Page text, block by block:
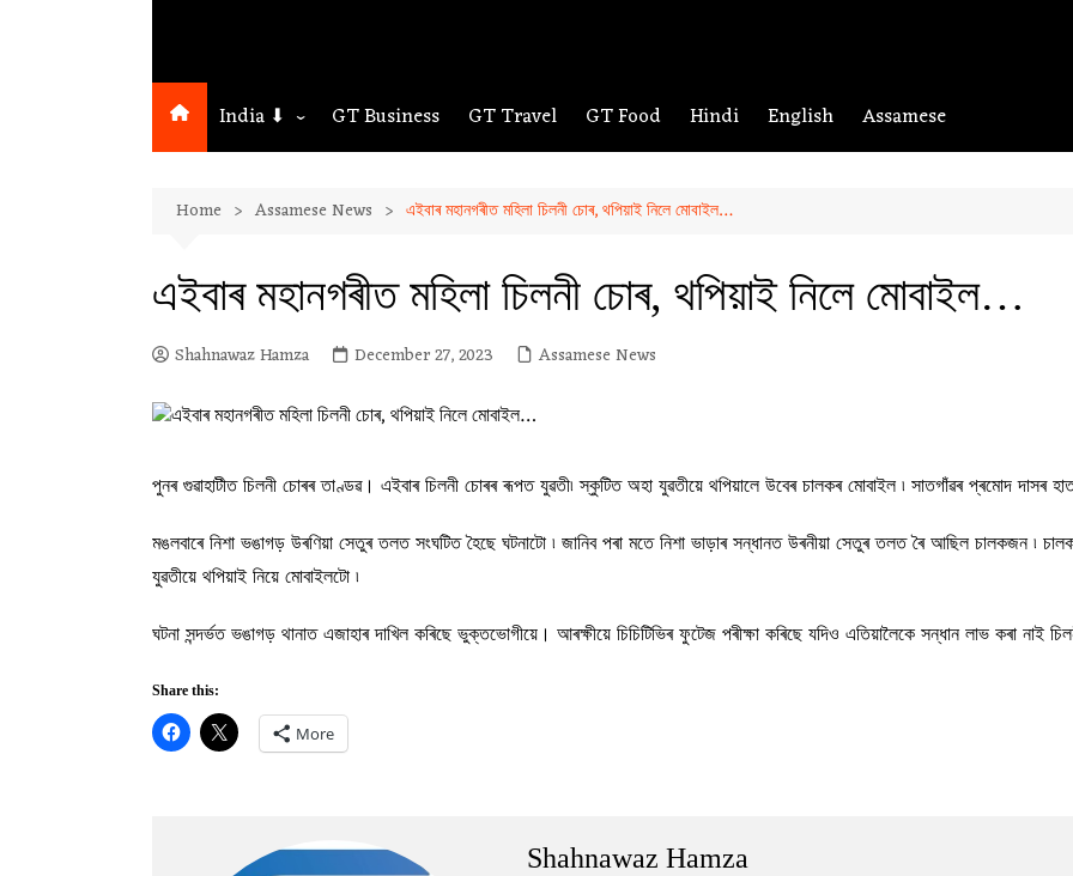
India ⬇
Guwahati
GT Business GT Travel GT Food Hindi English Assamese
Home Assamese News এইবাৰ মহানগৰীত মহিলা চিলনী চোৰ, থপিয়াই নিলে মোবাইল…
এইবাৰ মহানগৰীত মহিলা চিলনী চোৰ, থপিয়াই নিলে মোবাইল…
Shahnawaz Hamza December 27, 2023 Assamese News
পুনৰ গুৱাহাটীত চিলনী চোৰৰ তাণ্ডৱ। এইবাৰ চিলনী চোৰৰ ৰূপত যুৱতী৷ স্কুটিত অহা যুৱতীয়ে থপিয়ালে উবেৰ চালকৰ মোবাইল ৷ সাতগাঁৱৰ প্ৰমোদ দাসৰ
মঙলবাৰে নিশা ভঙাগড় উৰণিয়া সেতুৰ তলত সংঘটিত হৈছে ঘটনাটো ৷ জানিব পৰা মতে নিশা ভাড়াৰ সন্ধানত উৰনীয়া সেতুৰ তলত ৰৈ আছিল চালকজন ৷
যুৱতীয়ে থপিয়াই নিয়ে মোবাইলটো ৷
ঘটনা সন্দৰ্ভত ভঙাগড় থানাত এজাহাৰ দাখিল কৰিছে ভুক্তভোগীয়ে। আৰক্ষীয়ে চিচিটিভিৰ ফুটেজ পৰীক্ষা কৰিছে যদিও এতিয়ালৈকে সন্ধান লাভ কৰা নাই
Share this:
More
Shahnawaz Hamza